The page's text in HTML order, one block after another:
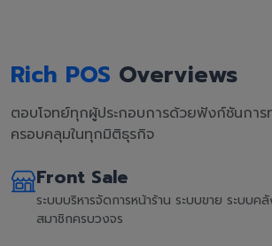
Rich POS Overviews
ตอบโจทย์ทุกผู้ประกอบการด้วยฟังก์ชันการ
ครอบคลุมในทุกมิติธุรกิจ
Front Sale
ระบบบริหารจัดการหน้าร้าน ระบบขาย ระบบค
สมาชิกครบวงจร